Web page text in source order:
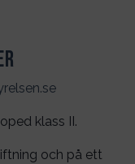
klass II.
och på ett